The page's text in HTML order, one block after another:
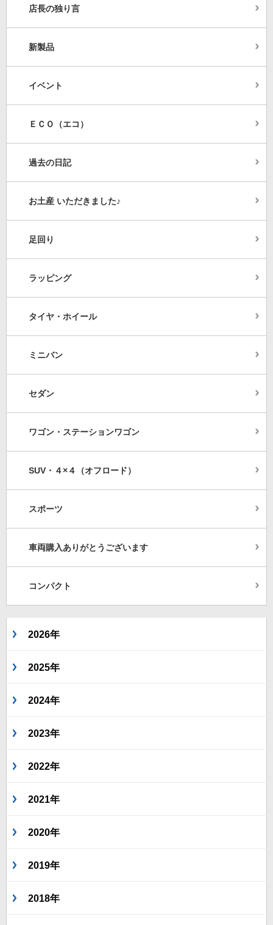
店長の独り言
新製品
イベント
ＥＣＯ（エコ）
過去の日記
お土産 いただきました♪
足回り
ラッピング
タイヤ・ホイール
ミニバン
セダン
ワゴン・ステーションワゴン
SUV・４×４（オフロード）
スポーツ
車両購入ありがとうございます
コンパクト
2026年
2025年
2024年
2023年
2022年
2021年
2020年
2019年
2018年